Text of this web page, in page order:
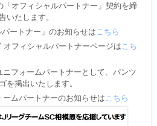
「オフィシャルパートナー」契約を締
いたします。
ートナー」のお知らせはこちら
フィシャルパートナーページはこち
ニフォームパートナーとして、パンツ
を掲出いたします。
ムパートナーのお知らせはこちら